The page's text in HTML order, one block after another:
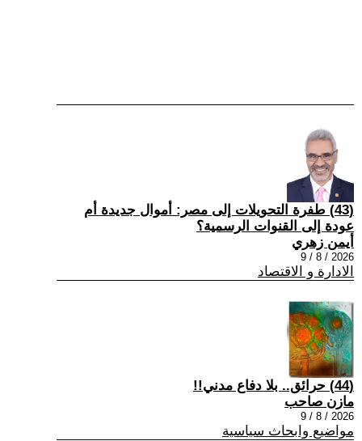
(43) طفرة التحويلات إلى مصر: أموال جديدة أم
عودة إلى القنوات الرسمية؟
أيمن زهري
2026 / 8 / 9
الادارة و الاقتصاد
(44) حرائق.. بلا دفاع مدني!!
مازن صاحب
2026 / 8 / 9
مواضيع وابحاث سياسية